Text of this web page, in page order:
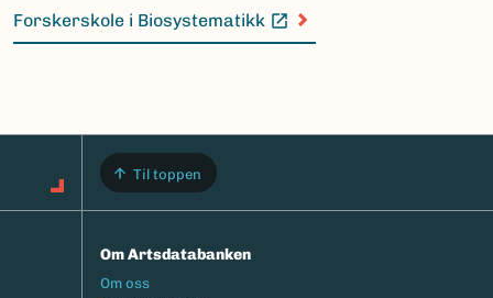
Forskerskole i Biosystematikk
(Ekstern lenke)
Til toppen
Om Artsdatabanken
Footermeny
Om oss